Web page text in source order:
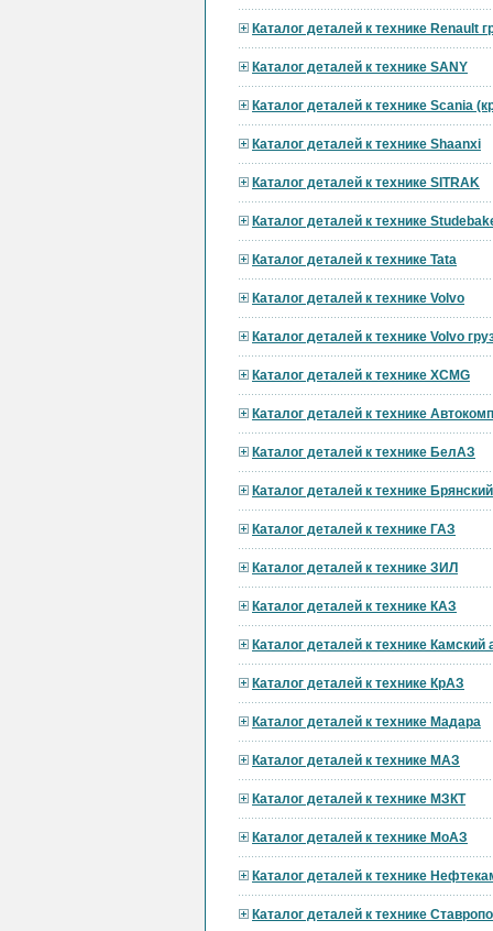
Каталог деталей к технике Renault
Каталог деталей к технике SANY
Каталог деталей к технике Scania
Каталог деталей к технике Shaanxi
Каталог деталей к технике SITRAK
Каталог деталей к технике
Каталог деталей к технике Tata
Каталог деталей к технике Volvo
Каталог деталей к технике Volvo
Каталог деталей к технике XCMG
Каталог деталей к технике
Каталог деталей к технике БелАЗ
Каталог деталей к технике
Каталог деталей к технике ГАЗ
Каталог деталей к технике ЗИЛ
Каталог деталей к технике КАЗ
Каталог деталей к технике Камский
Каталог деталей к технике КрАЗ
Каталог деталей к технике Мадара
Каталог деталей к технике МАЗ
Каталог деталей к технике МЗКТ
Каталог деталей к технике МоАЗ
Каталог деталей к технике
Каталог деталей к технике